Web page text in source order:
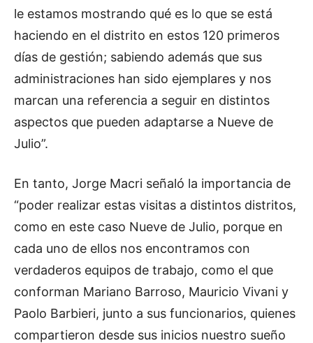
le estamos mostrando qué es lo que se está
haciendo en el distrito en estos 120 primeros
días de gestión; sabiendo además que sus
administraciones han sido ejemplares y nos
marcan una referencia a seguir en distintos
aspectos que pueden adaptarse a Nueve de
Julio”.
En tanto, Jorge Macri señaló la importancia de
“poder realizar estas visitas a distintos distritos,
como en este caso Nueve de Julio, porque en
cada uno de ellos nos encontramos con
verdaderos equipos de trabajo, como el que
conforman Mariano Barroso, Mauricio Vivani y
Paolo Barbieri, junto a sus funcionarios, quienes
compartieron desde sus inicios nuestro sueño